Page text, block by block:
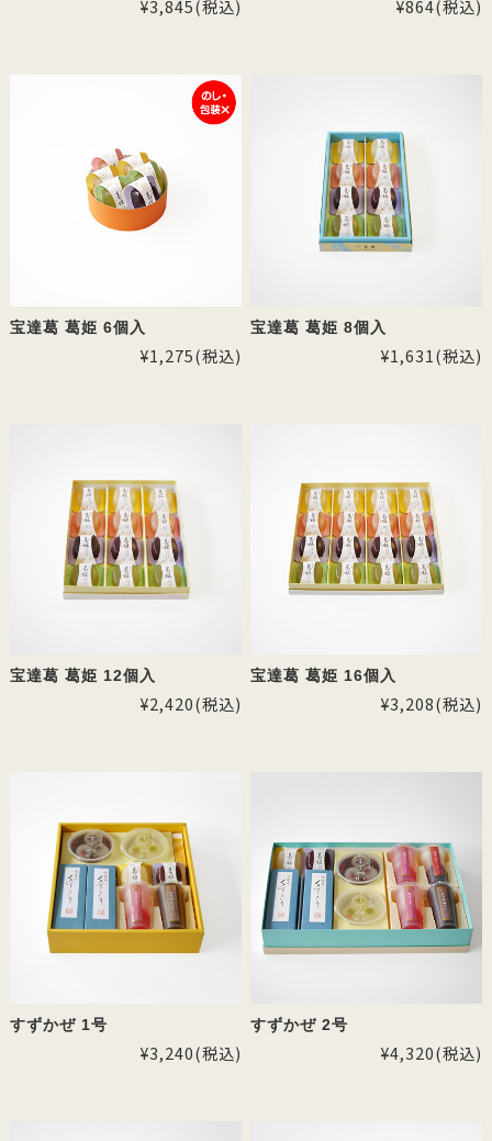
¥3,845(税込) ¥864(税込)
宝達葛 葛姫 6個入
¥1,275(税込)
宝達葛 葛姫 8個入
¥1,631(税込)
宝達葛 葛姫 12個入
¥2,420(税込)
宝達葛 葛姫 16個入
¥3,208(税込)
すずかぜ 1号
¥3,240(税込)
すずかぜ 2号
¥4,320(税込)